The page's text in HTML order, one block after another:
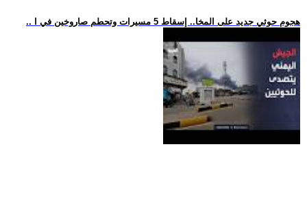
.. هجوم حوثي جديد على المخا.. إسقاط 5 مسيرات وتحطم صاروخين في ا